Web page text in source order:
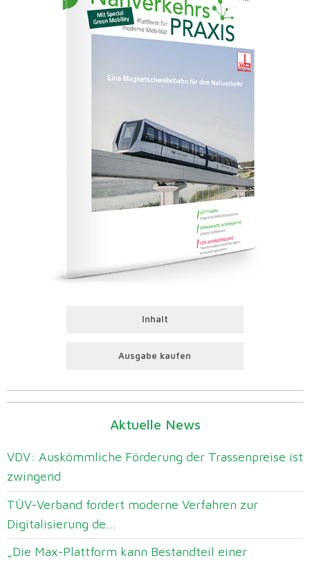
Inhalt
Ausgabe kaufen
Aktuelle News
VDV: Auskömmliche Förderung der Trassenpreise ist
zwingend
TÜV-Verband fordert moderne Verfahren zur
Digitalisierung de...
„Die Max-Plattform kann Bestandteil einer